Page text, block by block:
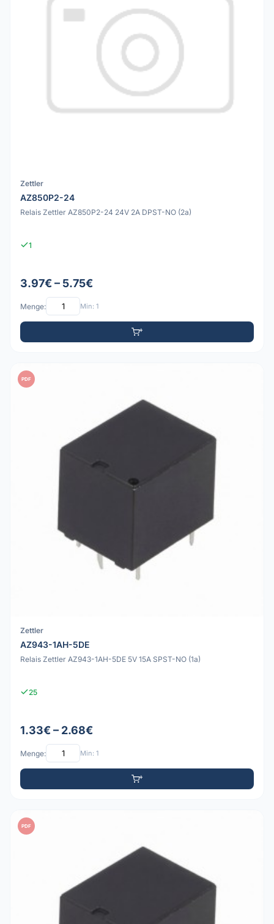
Zettler
AZ850P2-24
Relais Zettler AZ850P2-24 24V 2A DPST-NO (2a)
1
3.97€ – 5.75€
Menge: Min: 1
PDF
Zettler
AZ943-1AH-5DE
Relais Zettler AZ943-1AH-5DE 5V 15A SPST-NO (1a)
25
1.33€ – 2.68€
Menge: Min: 1
PDF